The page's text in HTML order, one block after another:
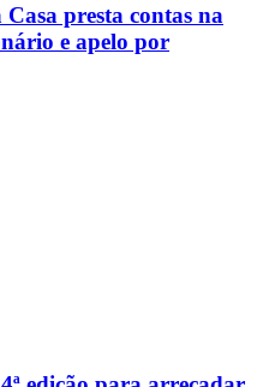
presta contas na
e apelo por